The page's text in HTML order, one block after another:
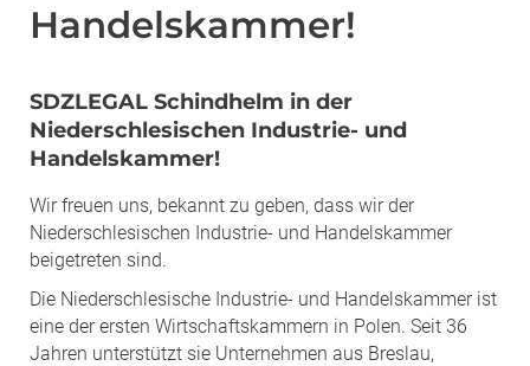
Handelskammer!
SDZLEGAL Schindhelm in der
Niederschlesischen Industrie- und
Handelskammer!
Wir freuen uns, bekannt zu geben, dass wir der
Niederschlesischen Industrie- und Handelskammer
beigetreten sind.
Die Niederschlesische Industrie- und Handelskammer ist
eine der ersten Wirtschaftskammern in Polen. Seit 36
Jahren unterstützt sie Unternehmen aus Breslau,